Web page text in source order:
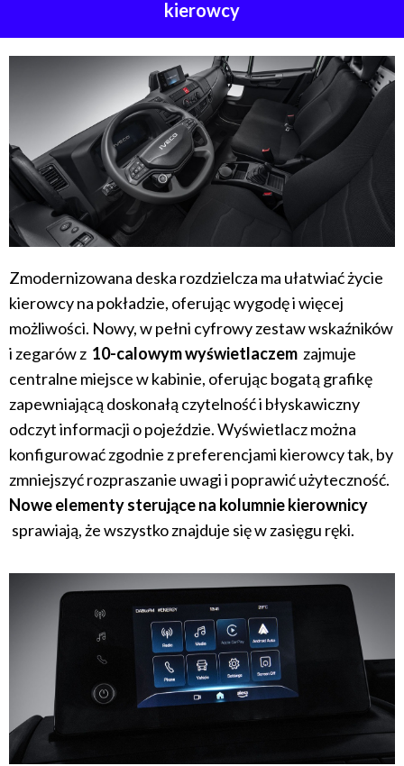
kierowcy
Zmodernizowana deska rozdzielcza ma ułatwiać życie
kierowcy na pokładzie, oferując wygodę i więcej
możliwości. Nowy, w pełni cyfrowy zestaw wskaźników
i zegarów z 10-calowym wyświetlaczem zajmuje
centralne miejsce w kabinie, oferując bogatą grafikę
zapewniającą doskonałą czytelność i błyskawiczny
odczyt informacji o pojeździe. Wyświetlacz można
konfigurować zgodnie z preferencjami kierowcy tak, by
zmniejszyć rozpraszanie uwagi i poprawić użyteczność.
Nowe elementy sterujące na kolumnie kierownicy
sprawiają, że wszystko znajduje się w zasięgu ręki.